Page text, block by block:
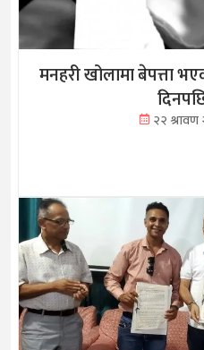
मनहरी खोलामा बेपत्ता
२२